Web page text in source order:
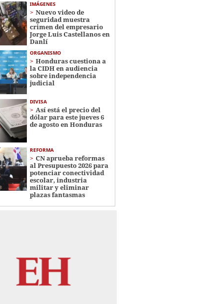
IMÁGENES
Nuevo video de
seguridad muestra
crimen del empresario
Jorge Luis Castellanos en
Danlí
ORGANISMO
Honduras cuestiona a
la CIDH en audiencia
sobre independencia
judicial
DIVISA
Así está el precio del
dólar para este jueves 6
de agosto en Honduras
REFORMA
CN aprueba reformas
al Presupuesto 2026 para
potenciar conectividad
escolar, industria
militar y eliminar
plazas fantasmas